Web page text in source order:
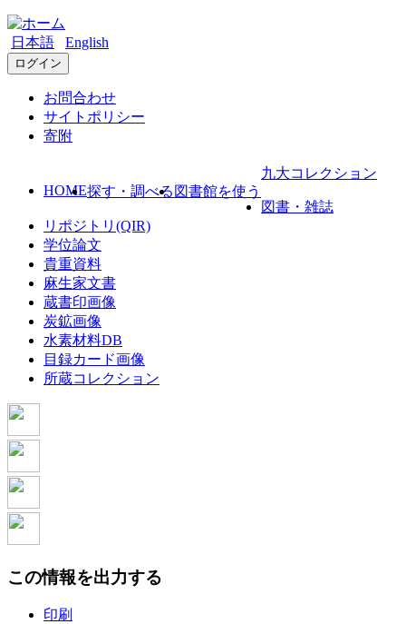
日本語 English
ログイン
お問合わせ
サイトポリシー
寄附
HOME探す・調べる 図書館を使う
九大コレクション
図書・雑誌
リポジトリ(QIR)
学位論文
貴重資料
麻生家文書
蔵書印画像
炭鉱画像
水素材料DB
目録カード画像
所蔵コレクション
この情報を出力する
印刷